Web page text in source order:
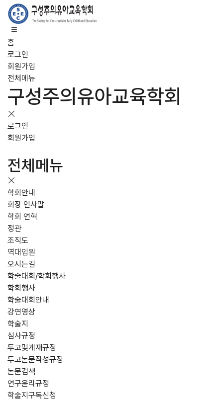
홈
로그인
회원가입
전체메뉴
구성주의유아교육학회
로그인
회원가입
전체메뉴
학회안내
회장 인사말
학회 연혁
정관
조직도
역대임원
오시는길
학술대회/학회행사
학회행사
학술대회안내
강연영상
학술지
심사규정
투고및게재규정
투고논문작성규정
논문검색
연구윤리규정
학술지구독신청